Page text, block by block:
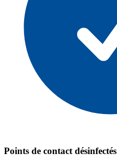
Points de contact désinfectés